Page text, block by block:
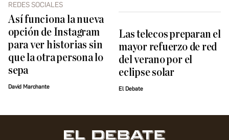
REDES SOCIALES
Así funciona la nueva
opción de Instagram
para ver historias sin
que la otra persona lo
sepa
David Marchante
Las telecos preparan el
mayor refuerzo de red
del verano por el
eclipse solar
El Debate